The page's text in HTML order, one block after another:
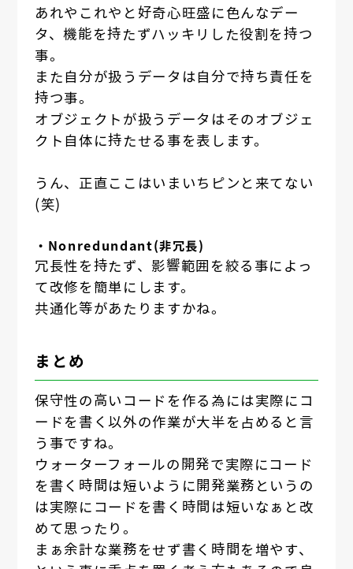
あれやこれやと好奇心旺盛に色んなデー
タ、機能を持たずハッキリした役割を持つ
事。
また自分が扱うデータは自分で持ち責任を
持つ事。
オブジェクトが扱うデータはそのオブジェ
クト自体に持たせる事を表します。
うん、正直ここはいまいちピンと来てない
(笑)
・Nonredundant(非冗長)
冗長性を持たず、影響範囲を絞る事によっ
て改修を簡単にします。
共通化等があたりますかね。
まとめ
保守性の高いコードを作る為には実際にコ
ードを書く以外の作業が大半を占めると言
う事ですね。
ウォーターフォールの開発で実際にコード
を書く時間は短いように開発業務というの
は実際にコードを書く時間は短いなぁと改
めて思ったり。
まぁ余計な業務をせず書く時間を増やす、